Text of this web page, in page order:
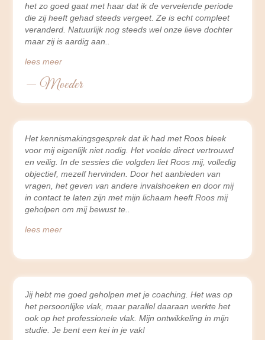
het zo goed gaat met haar dat ik de vervelende periode
die zij heeft gehad steeds vergeet. Ze is echt compleet
veranderd. Natuurlijk nog steeds wel onze lieve dochter
maar zij is aardig aan
lees meer
— Moeder
Het kennismakingsgesprek dat ik had met Roos bleek
voor mij eigenlijk niet nodig. Het voelde direct vertrouwd
en veilig. In de sessies die volgden liet Roos mij, volledig
objectief, mezelf hervinden. Door het aanbieden van
vragen, het geven van andere invalshoeken en door mij
in contact te laten zijn met mijn lichaam heeft Roos mij
geholpen om mij bewust te
lees meer
Jij hebt me goed geholpen met je coaching. Het was op
het persoonlijke vlak, maar parallel daaraan werkte het
ook op het professionele vlak. Mijn ontwikkeling in mijn
studie. Je bent een kei in je vak!